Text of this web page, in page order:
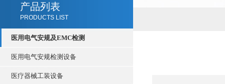
产品列表
PRODUCTS LIST
医用电气安规及EMC检测
医用电气安规检测设备
医疗器械工装设备